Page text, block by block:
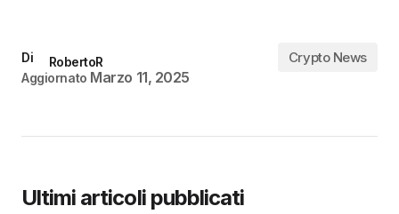
Di
RobertoR
Aggiornato Marzo 11, 2025
Crypto News
Ultimi articoli pubblicati